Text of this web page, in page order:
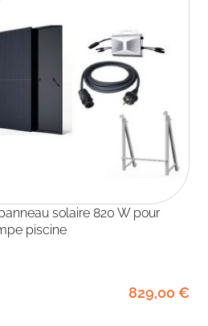
piscine
829,00 €